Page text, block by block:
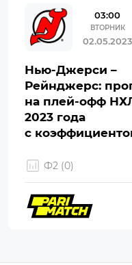
03:00
ВТОРНИК
02.05.2023
Нью-Джерси –
Рейнджерс:
на плей-офф
2023 года
с
Ф2 (0)